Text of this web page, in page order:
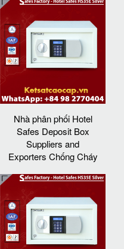
Nhà phân phối Hotel
Safes Deposit Box
Suppliers and
Exporters Chống Cháy